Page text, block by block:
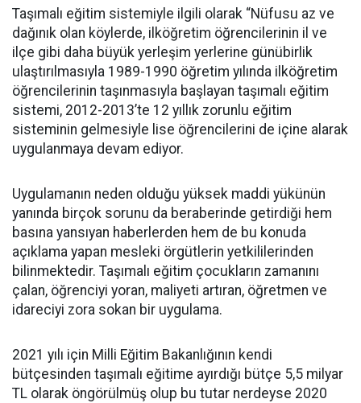
Taşımalı eğitim sistemiyle ilgili olarak “Nüfusu az ve
dağınık olan köylerde, ilköğretim öğrencilerinin il ve
ilçe gibi daha büyük yerleşim yerlerine günübirlik
ulaştırılmasıyla 1989-1990 öğretim yılında ilköğretim
öğrencilerinin taşınmasıyla başlayan taşımalı eğitim
sistemi, 2012-2013’te 12 yıllık zorunlu eğitim
sisteminin gelmesiyle lise öğrencilerini de içine alarak
uygulanmaya devam ediyor.
Uygulamanın neden olduğu yüksek maddi yükünün
yanında birçok sorunu da beraberinde getirdiği hem
basına yansıyan haberlerden hem de bu konuda
açıklama yapan mesleki örgütlerin yetkililerinden
bilinmektedir. Taşımalı eğitim çocukların zamanını
çalan, öğrenciyi yoran, maliyeti artıran, öğretmen ve
idareciyi zora sokan bir uygulama.
2021 yılı için Milli Eğitim Bakanlığının kendi
bütçesinden taşımalı eğitime ayırdığı bütçe 5,5 milyar
TL olarak öngörülmüş olup bu tutar nerdeyse 2020